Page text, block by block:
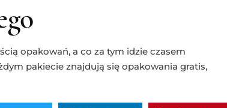
opakowań, a co za tym idzie czasem
pakiecie znajdują się opakowania gratis,